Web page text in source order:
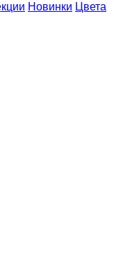
Новинки Цвета